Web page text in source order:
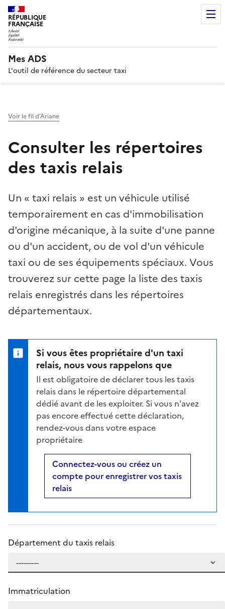
RÉPUBLIQUE
FRANÇAISE
Mes ADS
L'outil de référence du secteur taxi
Voir le fil d'Ariane
Consulter les répertoires
des taxis relais
Un « taxi relais » est un véhicule utilisé
temporairement en cas d'immobilisation
d'origine mécanique, à la suite d'une panne
ou d'un accident, ou de vol d'un véhicule
taxi ou de ses équipements spéciaux. Vous
trouverez sur cette page la liste des taxis
relais enregistrés dans les répertoires
départementaux.
Si vous êtes propriétaire d'un taxi
relais, nous vous rappelons que
Il est obligatoire de déclarer tous les taxis
relais dans le répertoire départemental
dédié avant de les exploiter. Si vous n'avez
pas encore effectué cette déclaration,
rendez-vous dans votre espace
propriétaire
Connectez-vous ou créez un
compte pour enregistrer vos taxis
relais
Département du taxis relais
Immatriculation